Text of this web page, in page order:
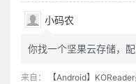
小码农
你找一个坚果云存储，
来自： 【Android】